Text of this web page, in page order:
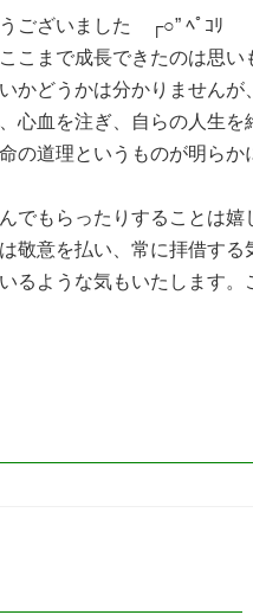
ございました ┌○” ﾍﾟｺﾘ
こまで成長できたのは思い
かどうかは分かりません
心血を注ぎ、自らの人生を
の道理というものが明らか
でもらったりすることは嬉
敬意を払い、常に拝借す
るような気もいたします